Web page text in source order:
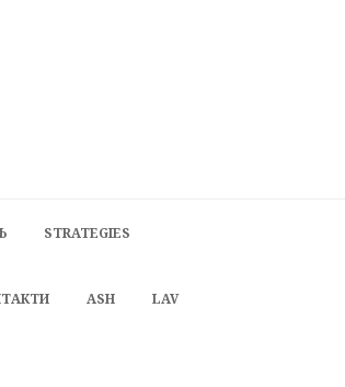
STRATEGIES
ASH LAV